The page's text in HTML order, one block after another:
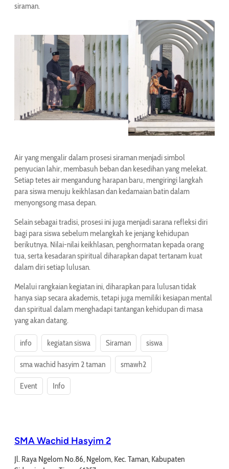
siraman.
Air yang mengalir dalam prosesi siraman menjadi simbol
penyucian lahir, membasuh beban dan kesedihan yang melekat.
Setiap tetes air mengandung harapan baru, mengiringi langkah
para siswa menuju keikhlasan dan kedamaian batin dalam
menyongsong masa depan.
Selain sebagai tradisi, prosesi ini juga menjadi sarana refleksi diri
bagi para siswa sebelum melangkah ke jenjang kehidupan
berikutnya. Nilai-nilai keikhlasan, penghormatan kepada orang
tua, serta kesadaran spiritual diharapkan dapat tertanam kuat
dalam diri setiap lulusan.
Melalui rangkaian kegiatan ini, diharapkan para lulusan tidak
hanya siap secara akademis, tetapi juga memiliki kesiapan mental
dan spiritual dalam menghadapi tantangan kehidupan di masa
yang akan datang.
info kegiatan siswa Siraman siswa
sma wachid hasyim 2 taman smawh2
Event Info
SMA Wachid Hasyim 2
Jl. Raya Ngelom No.86, Ngelom, Kec. Taman, Kabupaten